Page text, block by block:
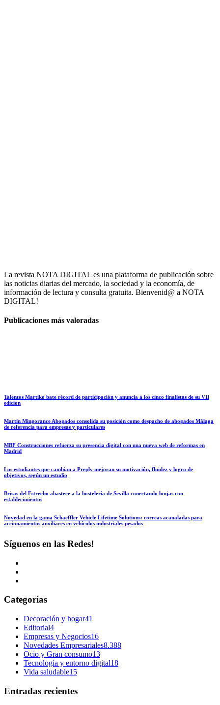
La revista NOTA DIGITAL es una plataforma de publicación sobre
las noticias diarias del mercado, la sociedad y la economía, de
información de lectura y consulta gratuita. Bienvenid@ a NOTA
DIGITAL!
Publicaciones más valoradas
Talentos Martiko bate récord de participación y anuncia a los cinco finalistas de su VII
edición
Martín Mingorance Abogados consolida su posición como despacho de abogados Málaga
de referencia para empresas y particulares
MBF Construcciones refuerza su presencia digital con una nueva web de reformas en
Madrid
Los estudiantes que cambian a Preply mejoran su motivación, fluidez y logro de
objetivos, según un estudio
Brisas del Estrecho abastece a la hostelería de Sevilla conectando lonjas con
establecimientos
Novedad en la gama Schaeffler Vehicle Lifetime Solutions: correas acanaladas para
accionamientos auxiliares en vehículos industriales pesados
Síguenos en las Redes!
Categorías
Decoración y hogar41
Editorial4
Empresas y Negocios16
Novedades Empresariales8.388
Ocio y Gran consumo13
Tecnología y entorno digital18
Vida saludable15
Entradas recientes